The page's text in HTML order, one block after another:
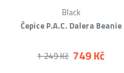
Čepice P.A.C. Dalera Beanie
Black
749 Kč
1 249 Kč